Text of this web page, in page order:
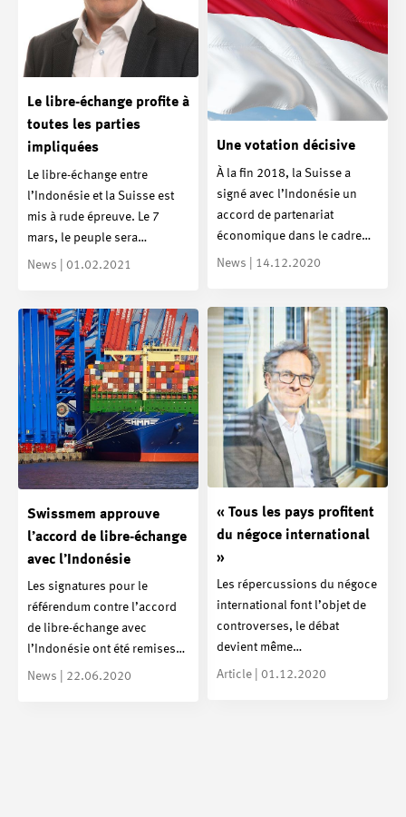
Le libre-échange profite à
toutes les parties
impliquées
Le libre-échange entre
l’Indonésie et la Suisse est
mis à rude épreuve. Le 7
mars, le peuple sera…
News | 01.02.2021
Une votation décisive
À la fin 2018, la Suisse a
signé avec l’Indonésie un
accord de partenariat
économique dans le cadre…
News | 14.12.2020
« Tous les pays profitent
du négoce international
»
Les répercussions du négoce
international font l’objet de
controverses, le débat
devient même…
Article | 01.12.2020
Swissmem approuve
l’accord de libre-échange
avec l’Indonésie
Les signatures pour le
référendum contre l’accord
de libre-échange avec
l’Indonésie ont été remises…
News | 22.06.2020